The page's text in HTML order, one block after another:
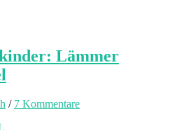
Lämmer
/ 7 Kommentare